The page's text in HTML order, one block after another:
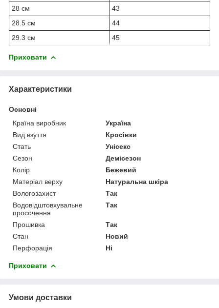
28 см
43
28.5 см
44
29.3 см
45
Приховати
Характеристики
Основні
Країна виробник
Україна
Вид взуття
Кросівки
Стать
Унісекс
Сезон
Демісезон
Колір
Бежевий
Матеріал верху
Натуральна шкіра
Вологозахист
Так
Водовідштовхувальне
просочення
Так
Прошивка
Так
Стан
Новий
Перфорація
Ні
Приховати
Умови доставки